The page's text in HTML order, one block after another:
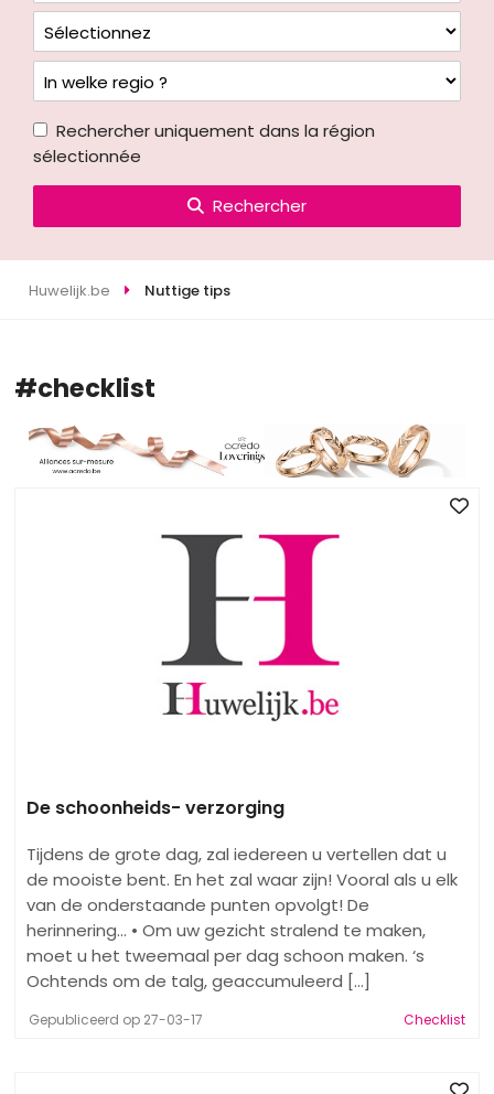
Rechercher uniquement dans la région
sélectionnée
Rechercher
Huwelijk.be Nuttige tips
#checklist
De schoonheids- verzorging
Tijdens de grote dag, zal iedereen u vertellen dat u
de mooiste bent. En het zal waar zijn! Vooral als u elk
van de onderstaande punten opvolgt! De
herinnering... • Om uw gezicht stralend te maken,
moet u het tweemaal per dag schoon maken. ‘s
Ochtends om de talg, geaccumuleerd [...]
Gepubliceerd op 27-03-17 Checklist